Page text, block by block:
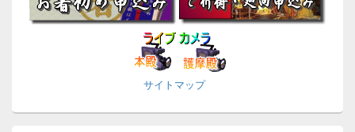
ジ
サイトマップ※